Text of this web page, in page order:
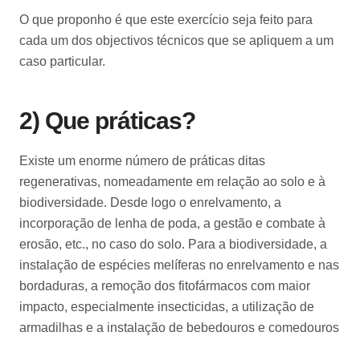
O que proponho é que este exercício seja feito para
cada um dos objectivos técnicos que se apliquem a um
caso particular.
2) Que práticas?
Existe um enorme número de práticas ditas
regenerativas, nomeadamente em relação ao solo e à
biodiversidade. Desde logo o enrelvamento, a
incorporação de lenha de poda, a gestão e combate à
erosão, etc., no caso do solo. Para a biodiversidade, a
instalação de espécies melíferas no enrelvamento e nas
bordaduras, a remoção dos fitofármacos com maior
impacto, especialmente insecticidas, a utilização de
armadilhas e a instalação de bebedouros e comedouros